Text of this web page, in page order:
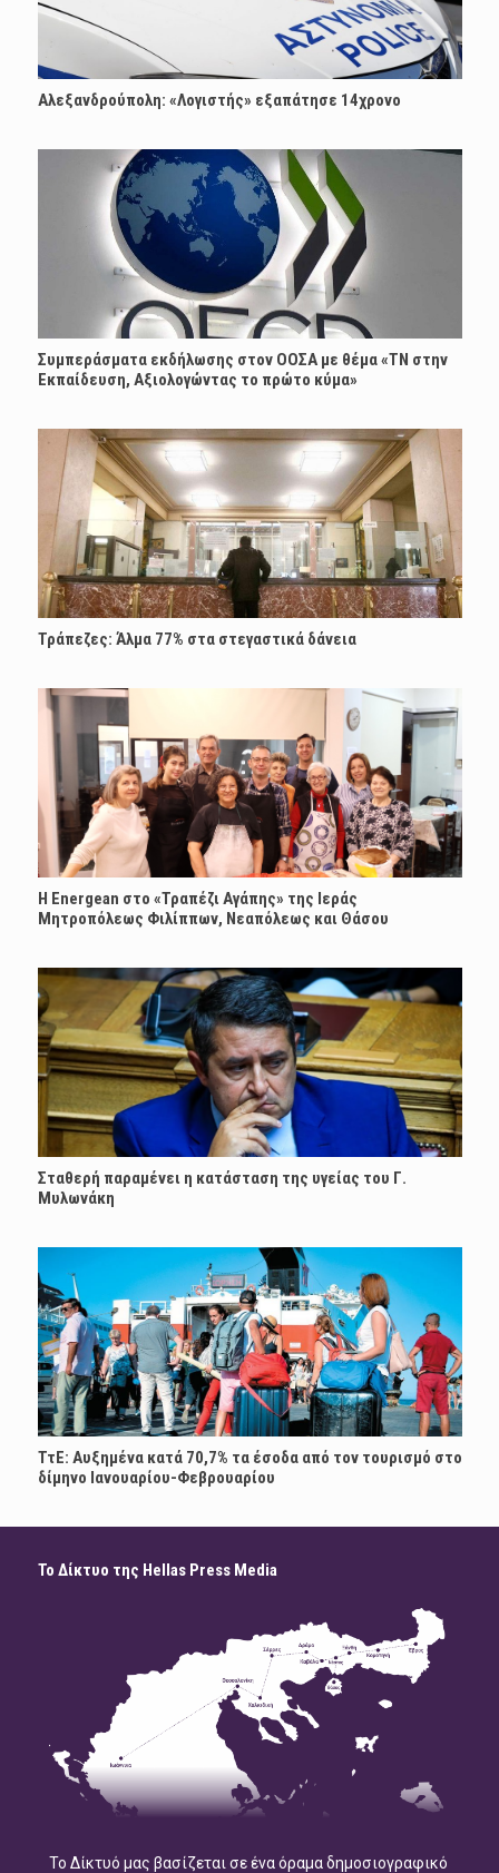
Αλεξανδρούπολη: «Λογιστής» εξαπάτησε 14χρονο
Συμπεράσματα εκδήλωσης στον ΟΟΣΑ με θέμα «ΤΝ στην
Εκπαίδευση, Αξιολογώντας το πρώτο κύμα»
Τράπεζες: Άλμα 77% στα στεγαστικά δάνεια
H Energean στο «Τραπέζι Αγάπης» της Ιεράς
Μητροπόλεως Φιλίππων, Νεαπόλεως και Θάσου
Σταθερή παραμένει η κατάσταση της υγείας του Γ.
Μυλωνάκη
ΤτΕ: Αυξημένα κατά 70,7% τα έσοδα από τον τουρισμό στο
δίμηνο Ιανουαρίου-Φεβρουαρίου
Το Δίκτυο της Hellas Press Media
Το Δίκτυό μας βασίζεται σε ένα όραμα δημοσιογραφικό